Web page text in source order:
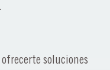
soluciones